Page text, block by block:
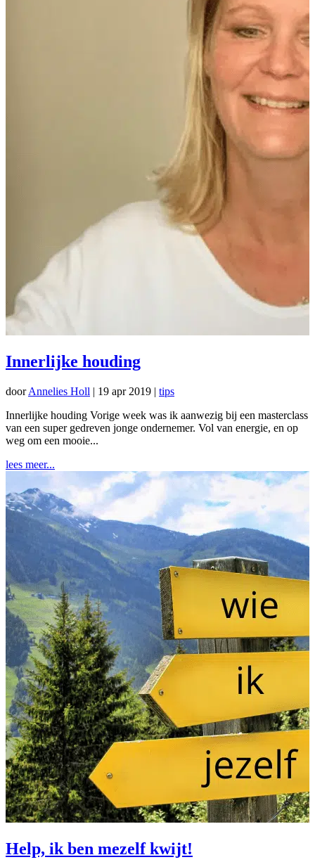
Innerlijke houding
doorAnnelies Holl | 19 apr 2019 | tips
Innerlijke houding Vorige week was ik aanwezig bij een masterclass
van een super gedreven jonge ondernemer. Vol van energie, en op
weg om een mooie...
lees meer...
Help, ik ben mezelf kwijt!